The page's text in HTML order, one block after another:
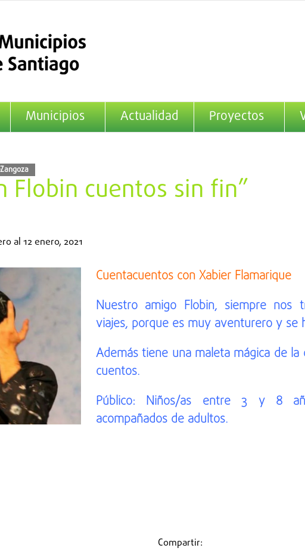
Municipios Actualidad Proyectos
Flobin cuentos sin fin”
al 12 enero, 2021
Cuentacuentos con Xabier Flamarique
Nuestro amigo Flobin, siempre nos
viajes, porque es muy aventurero y se
Además tiene una maleta mágica de
cuentos.
Público: Niños/as entre 3 y 8
acompañados de adultos.
Compartir: